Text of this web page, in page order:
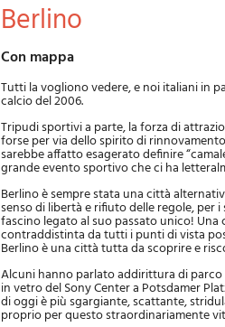
Berlino
Con mappa
Tutti la vogliono vedere, e noi italiani in
calcio del 2006.
Tripudi sportivi a parte, la forza di
forse per via dello spirito di
sarebbe affatto esagerato definire
grande evento sportivo che ci ha
Berlino è sempre stata una città
senso di libertà e rifiuto delle regole, per
fascino legato al suo passato unico! Una
contraddistinta da tutti i punti di vista
Berlino è una città tutta da scoprire e
Alcuni hanno parlato addirittura di
in vetro del Sony Center a Potsdamer
di oggi è più sgargiante, scattante,
proprio per questo straordinariamente